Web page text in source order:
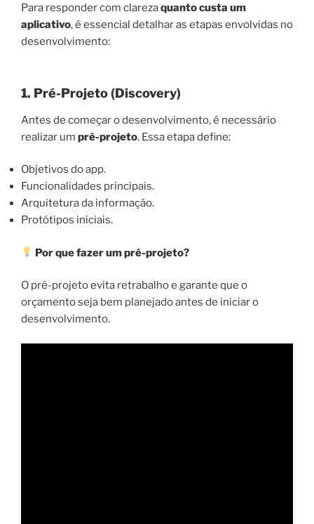
Para responder com clarezaquanto custa um
aplicativo, é essencial detalhar as etapas envolvidas no
desenvolvimento:
1. Pré-Projeto (Discovery)
Antes de começar o desenvolvimento, é necessário
realizar um pré-projeto. Essa etapa define:
Objetivos do app.
Funcionalidades principais.
Arquitetura da informação.
Protótipos iniciais.
Por que fazer um pré-projeto?
O pré-projeto evita retrabalho e garante que o
orçamento seja bem planejado antes de iniciar o
desenvolvimento.